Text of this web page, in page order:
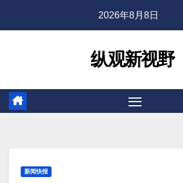
2026年8月8日
纵观新视野
新闻快报